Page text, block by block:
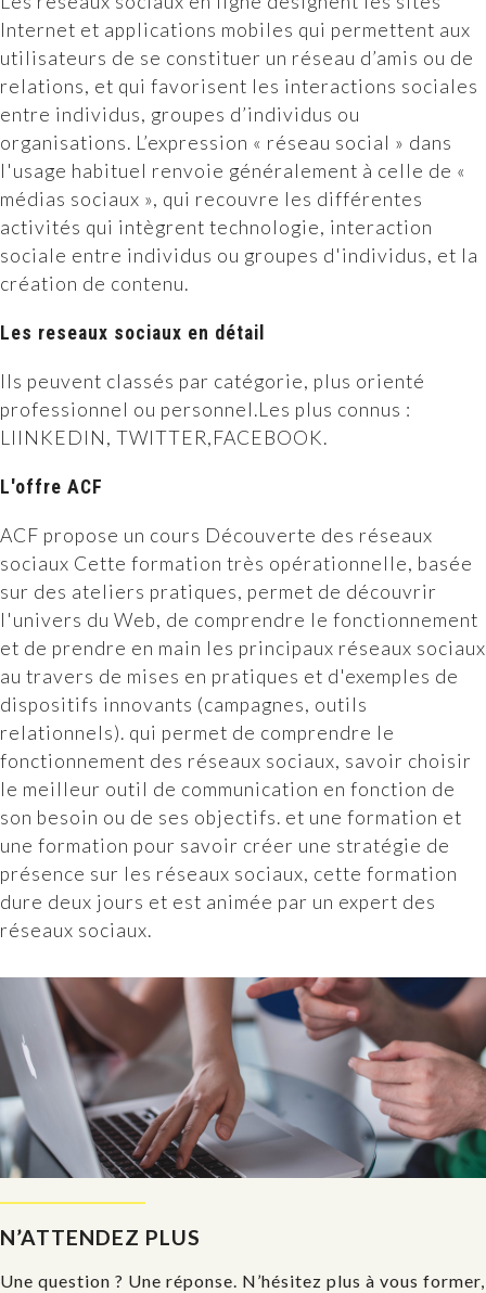
Notre BLOG
Contact
Internet et applications mobiles qui permettent aux
utilisateurs de se constituer un réseau d’amis ou de
relations, et qui favorisent les interactions sociales
entre individus, groupes d’individus ou
organisations. L’expression « réseau social » dans
l'usage habituel renvoie généralement à celle de «
médias sociaux », qui recouvre les différentes
activités qui intègrent technologie, interaction
sociale entre individus ou groupes d'individus, et la
création de contenu.
Les reseaux sociaux en détail
Ils peuvent classés par catégorie, plus orienté
professionnel ou personnel.Les plus connus :
LIINKEDIN, TWITTER,FACEBOOK.
L'offre ACF
ACF propose un cours Découverte des réseaux
sociaux Cette formation très opérationnelle, basée
sur des ateliers pratiques, permet de découvrir
l'univers du Web, de comprendre le fonctionnement
et de prendre en main les principaux réseaux sociaux
au travers de mises en pratiques et d'exemples de
dispositifs innovants (campagnes, outils
relationnels). qui permet de comprendre le
fonctionnement des réseaux sociaux, savoir choisir
le meilleur outil de communication en fonction de
son besoin ou de ses objectifs. et une formation et
une formation pour savoir créer une stratégie de
présence sur les réseaux sociaux, cette formation
dure deux jours et est animée par un expert des
réseaux sociaux.
N’ATTENDEZ PLUS
Une question ? Une réponse. N’hésitez plus à vous former,